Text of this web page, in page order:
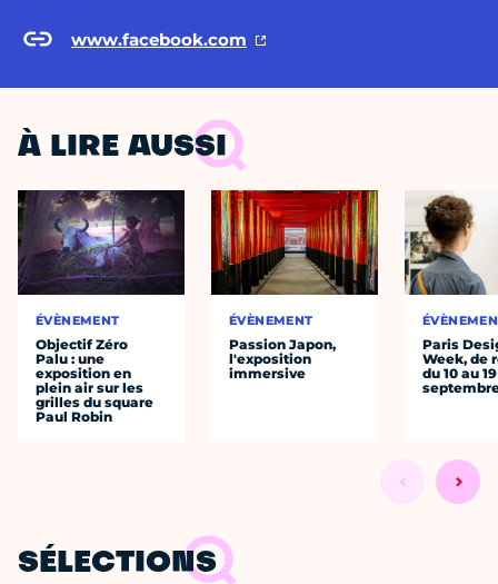
www.facebook.com
À LIRE AUSSI
ÉVÈNEMENT
Objectif Zéro
Palu : une
exposition en
plein air sur les
grilles du square
Paul Robin
ÉVÈNEMENT
Passion Japon,
l'exposition
immersive
Paris
Week, de
du 10 au 19
SÉLECTIONS